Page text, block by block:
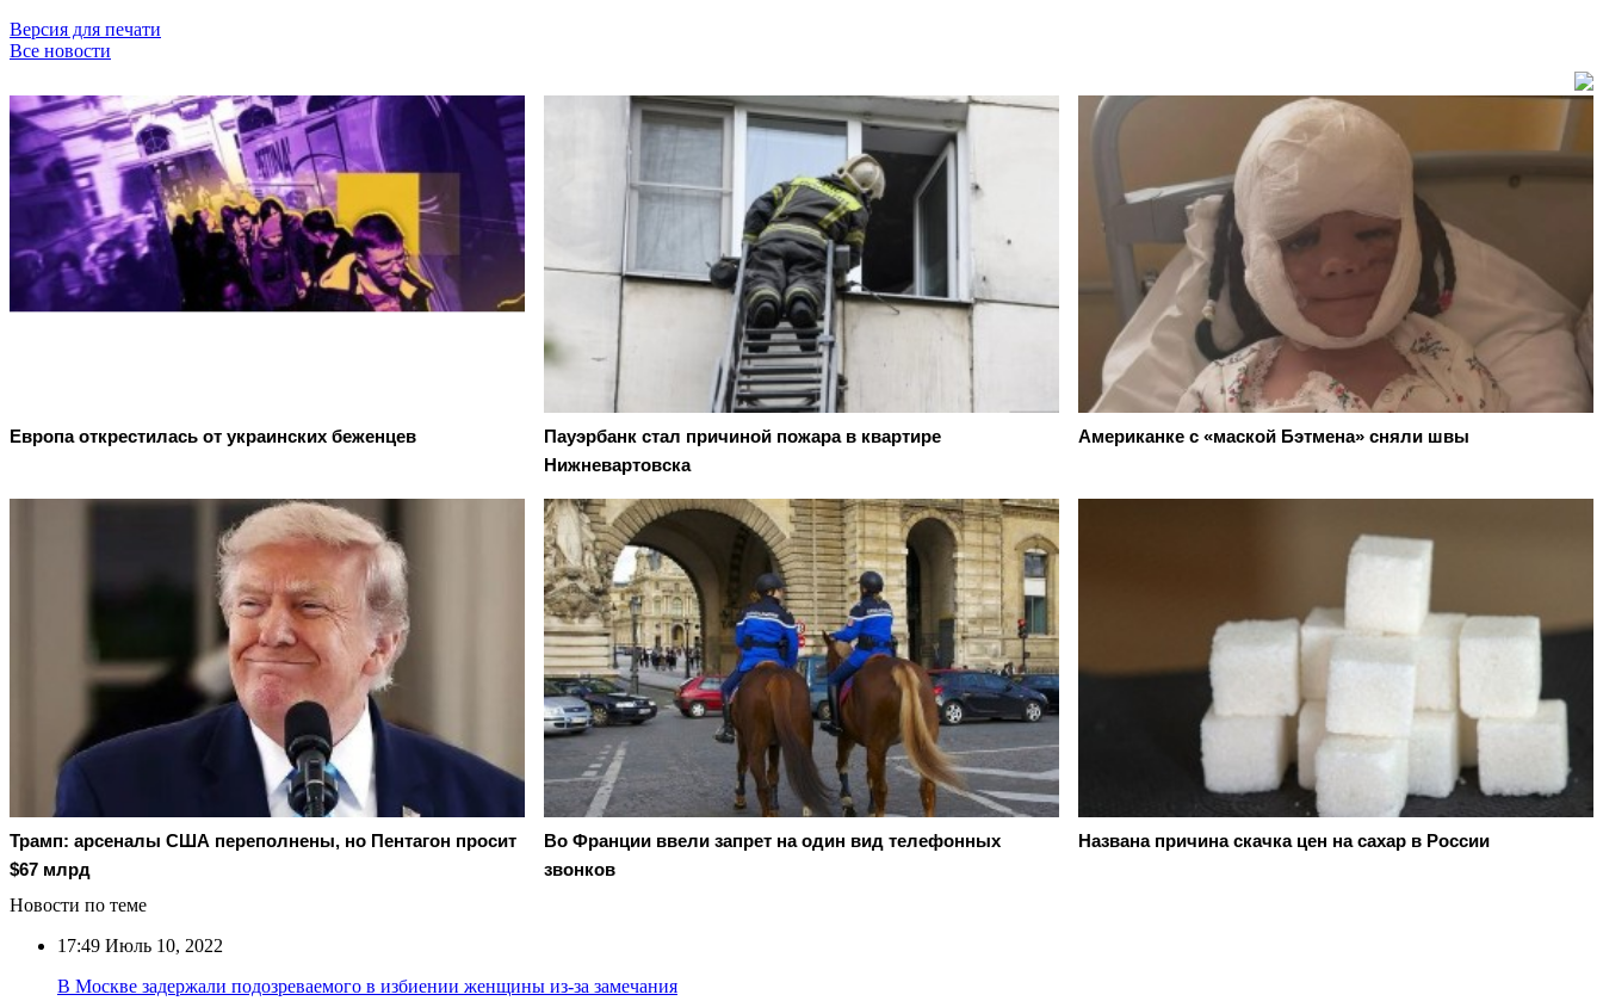
Версия для печати
Все новости
Европа открестилась от украинских беженцев
Пауэрбанк стал причиной пожара в квартире
Нижневартовска
Американке с «маской Бэтмена» сняли швы
Трамп: арсеналы США переполнены, но Пентагон просит
$67 млрд
Во Франции ввели запрет на один вид телефонных
звонков
Названа причина скачка цен на сахар в России
Новости по теме
17:49 Июль 10, 2022
В Москве задержали подозреваемого в избиении женщины из-за замечания